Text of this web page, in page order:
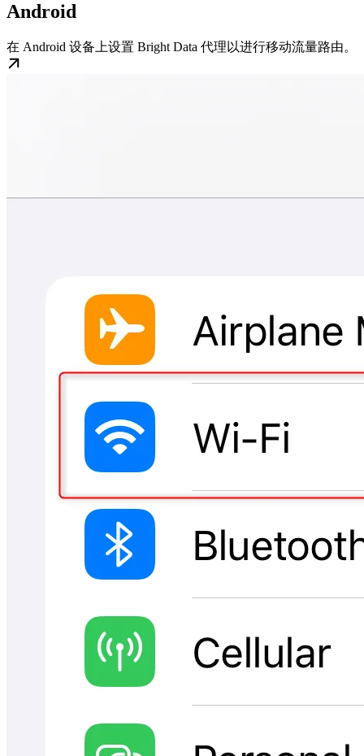
Android
在 Android 设备上设置 Bright Data 代理以进行移动流量路由。